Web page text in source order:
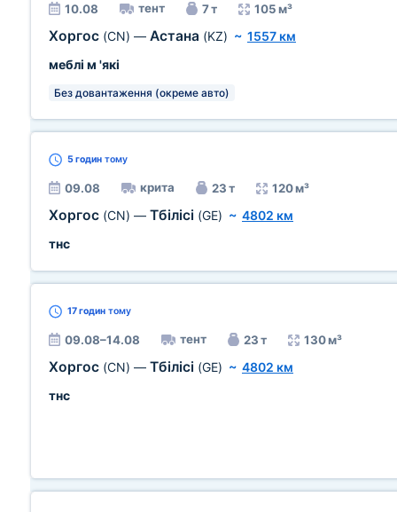
10.08 тент 7 т 105 м³
Хоргос (CN) — Астана (KZ) ~ 1557 км
меблі м 'які
Без довантаження (окреме авто)
5 годин тому
09.08 крита 23 т 120 м³
Хоргос (CN) — Тбілісі (GE) ~ 4802 км
тнс
17 годин тому
09.08–14.08 тент 23 т 130 м³
Хоргос (CN) — Тбілісі (GE) ~ 4802 км
тнс